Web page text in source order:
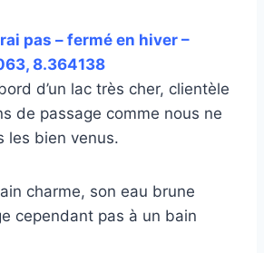
pas – fermé en hiver –
8.364138
d’un lac très cher, clientèle
de passage comme nous ne
les bien venus.
charme, son eau brune
cependant pas à un bain